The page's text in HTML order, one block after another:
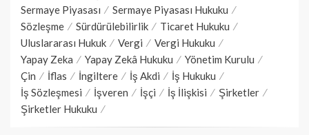
Sermaye Piyasası
Sermaye Piyasası Hukuku
Sözleşme
Sürdürülebilirlik
Ticaret Hukuku
Uluslararası Hukuk
Vergi
Vergi Hukuku
Yapay Zeka
Yapay Zekâ Hukuku
Yönetim Kurulu
Çin
İflas İngiltere İş Akdi
İş Hukuku
İş Sözleşmesi
İşveren İşçi İş İlişkisi
Şirketler
Şirketler Hukuku